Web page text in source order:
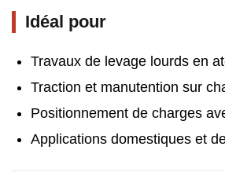
Idéal pour
Travaux de levage lourds en
Traction et manutention sur
Positionnement de charges
Applications domestiques et